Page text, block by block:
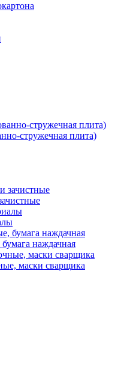
стружечная плита)
наждачная
маски сварщика